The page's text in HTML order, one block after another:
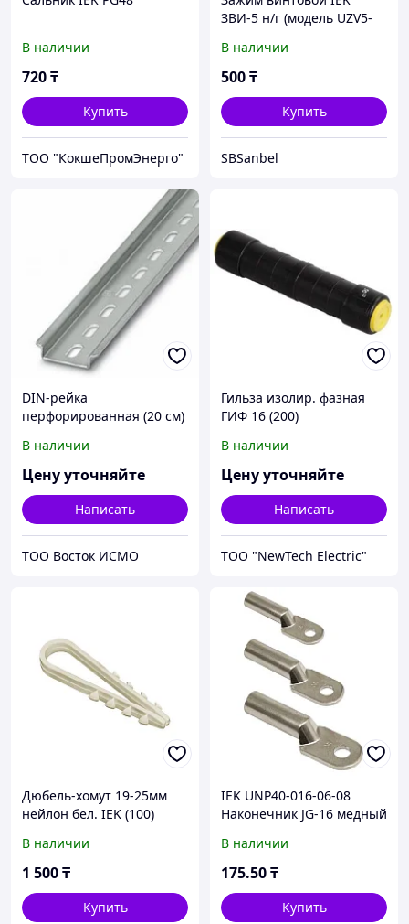
В наличии
720₸
Купить
ТОО "КокшеПромЭнерго"
ЗВИ-5 н/г (модель UZV5-
В наличии
500₸
Купить
SBSanbel
DIN-рейка
перфорированная (20 см)
В наличии
Цену уточняйте
Написать
ТОО Восток ИСМО
Гильза изолир. фазная
ГИФ 16 (200)
В наличии
Цену уточняйте
Написать
ТОО "NewTech Electric"
Дюбель-хомут 19-25мм
нейлон бел. IEK (100)
В наличии
1 500₸
Купить
IEK UNP40-016-06-08
Наконечник JG-16 медный
В наличии
175.50₸
Купить